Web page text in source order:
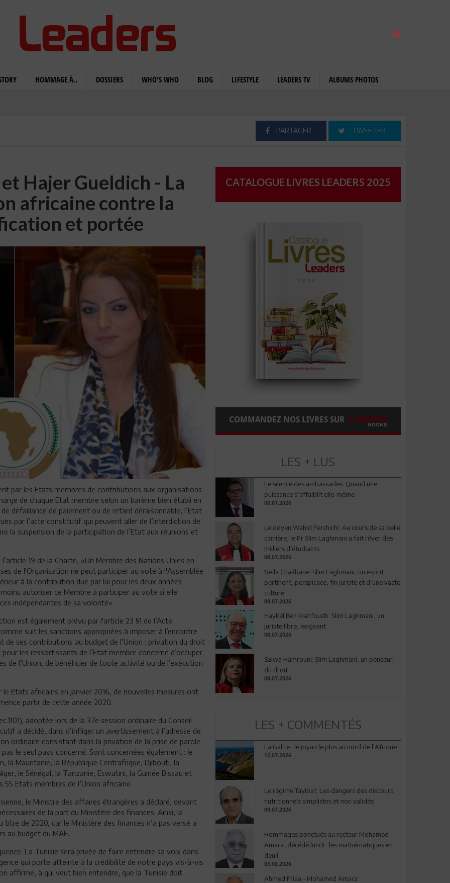
HOMMAGE À.. DOSSIERS WHO'S WHO BLOG LIFESTYLE LEADERS TV ALBUMS PHOTOS
PARTAGER TWEETER
Hajer Gueldich - La
africaine contre la
et portée
par les Etats membres de contributions aux organisations
de chaque Etat membre selon un barème bien établi en
défaillance de paiement ou de retard déraisonnable, l’Etat
par l’acte constitutif qui peuvent aller de l’interdiction de
la suspension de la participation de l’Etat aux réunions et
19 de la Charte, «Un Membre des Nations Unies en
de l'Organisation ne peut participer au vote à l'Assemblée
à la contribution due par lui pour les deux années
autoriser ce Membre à participer au vote si elle
indépendantes de sa volonté».
est également prévu par l'article 23 §1 de l’Acte
suit les sanctions appropriées à imposer à l’encontre
ses contributions au budget de l’Union : privation du droit
les ressortissants de l’Etat membre concerné d’occuper
de l’Union, de bénéficier de toute activité ou de l’exécution
Etats africains en janvier 2016, de nouvelles mesures ont
partir de cette année 2020.
adoptée lors de la 37e session ordinaire du Conseil
a décidé, dans d’infliger un avertissement à l’adresse de
ordinaire consistant dans la privation de la prise de parole
le seul pays concerné. Sont concernées également : le
la Mauritanie, la République Centrafrique, Djibouti, la
le Sénégal, la Tanzanie, Eswatini, la Guinée Bissau et
Etats membres de l’Union africaine.
le Ministre des affaires étrangères a déclaré, devant
de la part du Ministère des finances. Ainsi, la
titre de 2020, car le Ministère des finances n’a pas versé a
au budget du MAE.
La Tunisie sera privée de faire entendre sa voix dans
qui porte atteinte à la crédibilité de notre pays vis-à-vis
affirme, à qui veut bien entendre, que la Tunisie doit
CATALOGUE LIVRES LEADERS 2025
COMMANDEZ NOS LIVRES SUR
LES + LUS
Le silence des ambassades: Quand une
puissance s’affaiblit elle-même
08.07.2026
Le doyen Wahid Ferchichi: Au cours de sa belle
carrière, le Pr Slim Laghmani a fait rêver des
milliers d’étudiants
08.07.2026
Neila Chaâbane: Slim Laghmani, un esprit
pertinent, perspicace, fin juriste et d’une vaste
culture
08.07.2026
Haykel Ben Mahfoudh: Slim Laghmani, un
juriste libre, exigeant
08.07.2026
Salwa Hamrouni: Slim Laghmani, un penseur
du droit
08.07.2026
LES + COMMENTÉS
La Galite : le joyau le plus au nord de l'Afrique
12.07.2026
Le régime Tayibat: Les dangers des discours
nutritionnels simplistes et non validés
09.07.2026
Hommages ponctués au recteur Mohamed
Amara, décédé lundi : les mathématiques en
deuil
03.08.2026
Ahmed Friaa - Mohamed Amara: